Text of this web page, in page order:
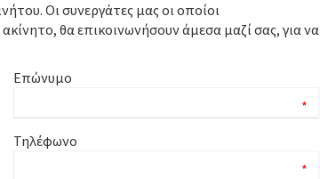
Οι συνεργάτες μας οι οποίοι
θα επικοινωνήσουν άμεσα μαζί σας, για να
Επώνυμο
*
Τηλέφωνο
*